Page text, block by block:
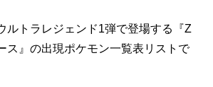
ルトラレジェンド1弾で登場する『Z
ス』の出現ポケモン一覧表リストで